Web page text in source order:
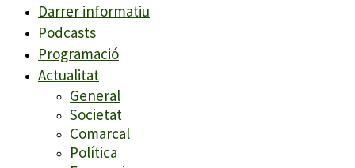
Darrer informatiu
Podcasts
Programació
Actualitat
General
Societat
Comarcal
Política